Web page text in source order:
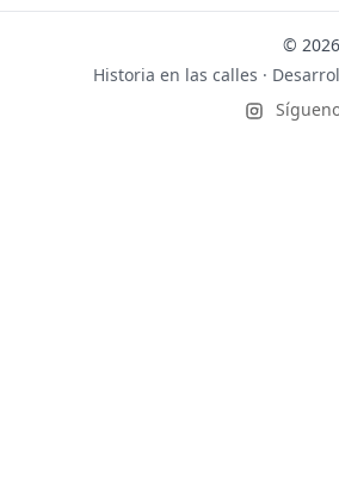
©
Historia en las calles ·